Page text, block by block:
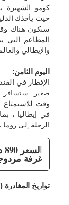
كومو الشهيرة
حيث يأخذك
سيكون هناك
المطاعم التي
والإيطالي
اليوم الثامن:
الإفطار في
صغير ستسافر
وقت للاستمتاع
في إيطاليا ،
الرحلة إلى روما
غرفة
تواريخ المغادرة